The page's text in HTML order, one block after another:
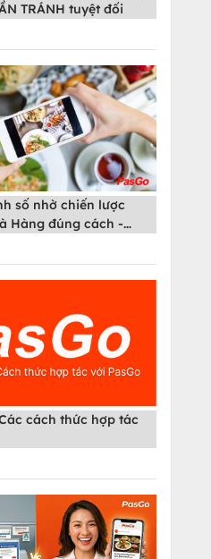
TRÁNH tuyệt đối
số nhờ chiến lược
Hàng đúng cách -
cách thức hợp tác